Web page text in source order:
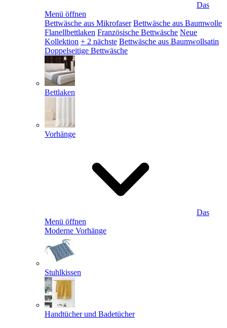
Das
Menü öffnen
Bettwäsche aus Mikrofaser Bettwäsche aus Baumwolle
Flanellbettlaken Französische Bettwäsche Neue
Kollektion + 2 nächste Bettwäsche aus Baumwollsatin
Doppelseitige Bettwäsche
Bettlaken
Vorhänge
Das
Menü öffnen
Moderne Vorhänge
Stuhlkissen
Handtücher und Badetücher